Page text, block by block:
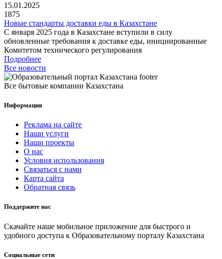
15.01.2025
1875
Новые стандарты доставки еды в Казахстане
С января 2025 года в Казахстане вступили в силу
обновленные требования к доставке еды, инициированные
Комитетом технического регулирования
Подробнее
Все новости
Все бытовые компании Казахстана
Информация
Реклама на сайте
Наши услуги
Наши проекты
О нас
Условия использования
Связаться с нами
Карта сайта
Обратная связь
Поддержите нас
Скачайте наше мобильное приложение для быстрого и
удобного доступа к Образовательному порталу Казахстана
Социальные сети